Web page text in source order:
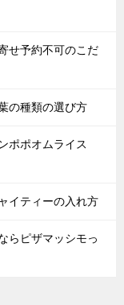
せ予約不可のこだ
の種類の選び方
ポポオムライス
イティーの入れ方
らピザマッシモっ